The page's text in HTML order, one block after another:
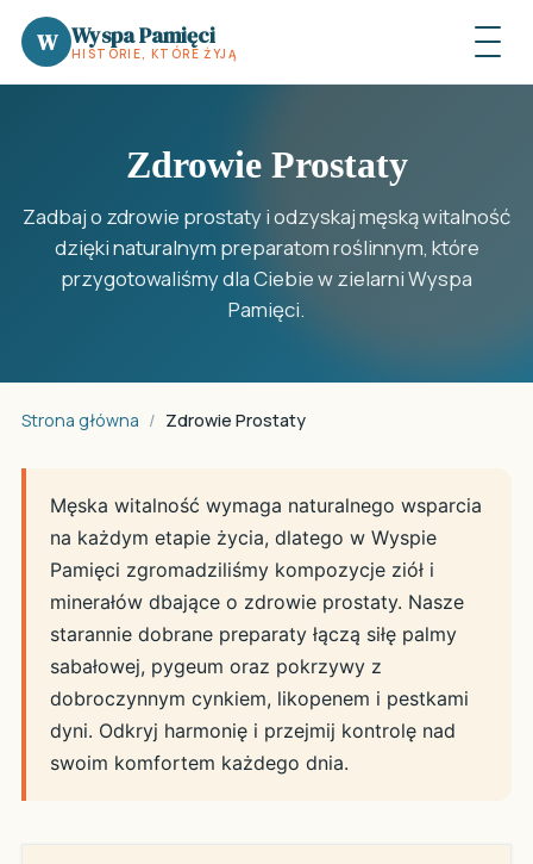
W Wyspa Pamięci
HISTORIE, KTÓRE ŻYJĄ
Zdrowie Prostaty
Zadbaj o zdrowie prostaty i odzyskaj męską witalność
dzięki naturalnym preparatom roślinnym, które
przygotowaliśmy dla Ciebie w zielarni Wyspa
Pamięci.
Strona główna / Zdrowie Prostaty
Męska witalność wymaga naturalnego wsparcia
na każdym etapie życia, dlatego w Wyspie
Pamięci zgromadziliśmy kompozycje ziół i
minerałów dbające o zdrowie prostaty. Nasze
starannie dobrane preparaty łączą siłę palmy
sabałowej, pygeum oraz pokrzywy z
dobroczynnym cynkiem, likopenem i pestkami
dyni. Odkryj harmonię i przejmij kontrolę nad
swoim komfortem każdego dnia.